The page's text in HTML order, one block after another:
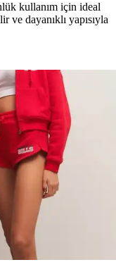
kullanım için ideal
ve dayanıklı yapısıyla